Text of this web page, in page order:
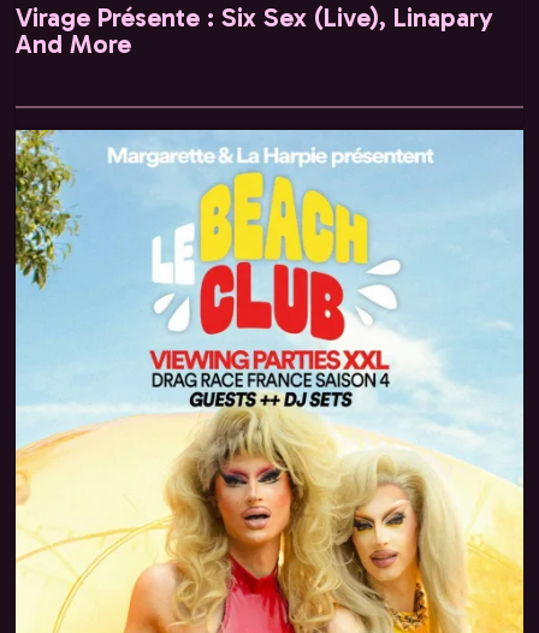
Virage Présente : Six Sex (Live), Linapary
And More